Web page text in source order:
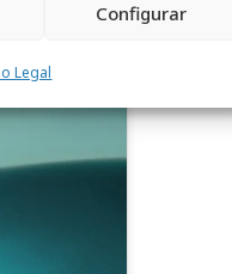
Configurar
Legal